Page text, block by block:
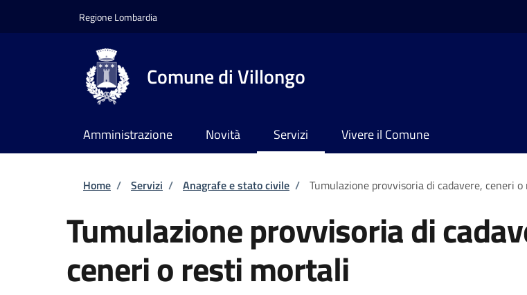
Regione Lombardia
Comune di Villongo
Amministrazione Novità Servizi Vivere il Comune
Briciole di pane
Home / Servizi / Anagrafe e stato civile / Tumulazione provvisoria di cadavere, ceneri
Tumulazione provvisoria di
ceneri o resti mortali